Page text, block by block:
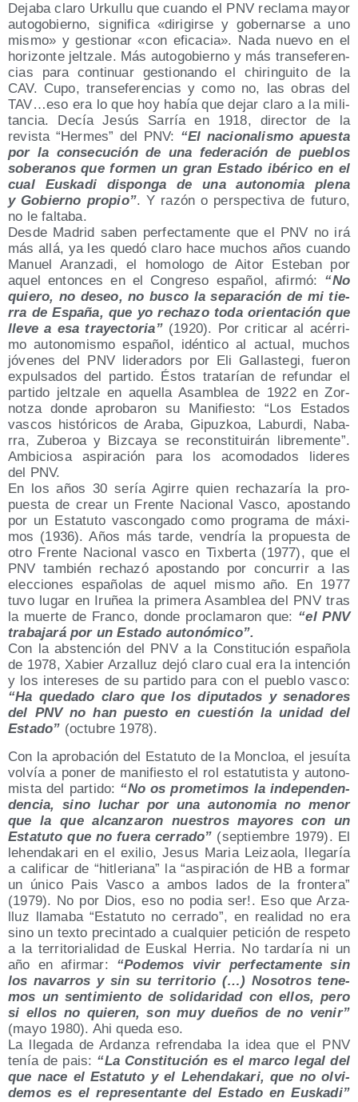
Deja­ba cla­ro Urku­llu que cuan­do el PNV recla­ma mayor
auto­go­bierno, sig­ni­fi­ca «diri­gir­se y gober­nar­se a uno
mis­mo» y ges­tio­nar «con efi­ca­cia». Nada nue­vo en el
hori­zon­te jel­tza­le. Más auto­go­bierno y más transefe­ren­
cias para con­ti­nuar ges­tio­nan­do el chi­rin­gui­to de la
CAV. Cupo, transefe­ren­cias y como no, las obras del
TAV…eso era lo que hoy había que dejar cla­ro a la mili­
tan­cia. Decía Jesús Sarría en 1918, direc­tor de la
revis­ta “Her­mes” del PNV: “El nacio­na­lis­mo apues­ta
por la con­se­cu­ción de una fede­ra­ción de pue­blos
sobe­ra­nos que for­men un gran Esta­do ibé­ri­co en el
cual Eus­ka­di dis­pon­ga de una auto­no­mia ple­na
y Gobierno pro­pio”. Y razón o pers­pec­ti­va de futu­ro,
no le faltaba.
Des­de Madrid saben per­fec­ta­men­te que el PNV no irá
más allá, ya les que­dó cla­ro hace muchos años cuan­do
Manuel Aran­za­di, el homo­lo­go de Aitor Este­ban por
aquel enton­ces en el Con­gre­so espa­ñol, afir­mó: “No
quie­ro, no deseo, no bus­co la sepa­ra­ción de mi tie­
rra de Espa­ña, que yo recha­zo toda orien­ta­ción que
lle­ve a esa tra­yec­to­ria”(1920). Por cri­ti­car al acé­rri­
mo auto­no­mis­mo espa­ñol, idén­ti­co al actual, muchos
jóve­nes del PNV lide­ra­dors por Eli Gallas­te­gi, fue­ron
expul­sa­dos del par­ti­do. Éstos tra­ta­rían de refun­dar el
par­ti­do jel­tza­le en aque­lla Asam­blea de 1922 en Zor­
notza don­de apro­ba­ron su Mani­fies­to: “Los Esta­dos
vas­cos his­tó­ri­cos de Ara­ba, Gipuz­koa, Labur­di, Naba­
rra, Zube­roa y Biz­ca­ya se recons­ti­tui­rán libre­men­te”.
Ambi­cio­sa aspi­ra­ción para los aco­mo­da­dos lide­res
del PNV.
En los años 30 sería Agi­rre quien recha­za­ría la pro­
pues­ta de crear un Fren­te Nacio­nal Vas­co, apos­tan­do
por un Esta­tu­to vas­con­ga­do como pro­gra­ma de máxi­
mos (1936). Años más tar­de, ven­dría la pro­pues­ta de
otro Fren­te Nacio­nal vas­co en Tix­ber­ta (1977), que el
PNV tam­bién recha­zó apos­tan­do por con­cu­rrir a las
elec­cio­nes espa­ño­las de aquel mis­mo año. En 1977
tuvo lugar en Iru­ñea la pri­me­ra Asam­blea del PNV tras
la muer­te de Fran­co, don­de pro­cla­ma­ron que: “el PNV
tra­ba­ja­rá por un Esta­do autonómico”.
Con la abs­ten­ción del PNV a la Cons­ti­tu­ción espa­ño­la
de 1978, Xabier Arza­lluz dejó cla­ro cual era la inten­ción
y los intere­ses de su par­ti­do para con el pue­blo vas­co:
“Ha que­da­do cla­ro que los dipu­tados y sena­do­res
del PNV no han pues­to en cues­tión la uni­dad del
Esta­do” (octu­bre 1978).
Con la apro­ba­ción del Esta­tu­to de la Mon­cloa, el jesuí­ta
vol­vía a poner de mani­fies­to el rol esta­tu­tis­ta y auto­no­
mis­ta del par­ti­do: “No os pro­me­ti­mos la inde­pen­den­
den­cia, sino luchar por una auto­no­mia no menor
que la que alcan­za­ron nues­tros mayo­res con un
Esta­tu­to que no fue­ra cerra­do” (sep­tiem­bre 1979). El
lehen­da­ka­ri en el exi­lio, Jesus Maria Lei­zao­la, lle­ga­ría
a cali­fi­car de “hitle­ria­na” la “aspi­ra­ción de HB a for­mar
un úni­co Pais Vas­co a ambos lados de la fron­te­ra”
(1979). No por Dios, eso no podia ser!. Eso que Arza­
lluz lla­ma­ba “Esta­tu­to no cerra­do”, en reali­dad no era
sino un tex­to pre­cin­ta­do a cual­quier peti­ción de res­pe­to
a la terri­to­ria­li­dad de Eus­kal Herria. No tar­da­ría ni un
año en afir­mar: “Pode­mos vivir per­fec­ta­men­te sin
los nava­rros y sin su terri­to­rio (…) Noso­tros tene­
mos un sen­ti­mien­to de soli­da­ri­dad con ellos, pero
si ellos no quie­ren, son muy due­ños de no venir”
(mayo 1980). Ahi que­da eso.
La lle­ga­da de Ardan­za refren­da­ba la idea que el PNV
tenía de pais: “La Cons­ti­tu­ción es el mar­co legal del
que nace el Esta­tu­to y el Lehen­da­ka­ri, que no olvi­
de­mos es el repre­sen­tan­te del Esta­do en Eus­ka­di”